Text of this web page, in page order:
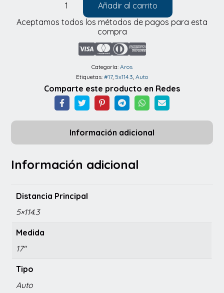
Aros
17X7.5
73.1
Matt
black
cantidad
Añadir al carrito
Categoría: Aros
Etiquetas: #17, 5x114.3, Auto
Aceptamos todos los métodos de pagos para esta
compra
Comparte este producto en Redes
Información adicional
Información adicional
Distancia Principal
5×114.3
Medida
17"
Tipo
Auto